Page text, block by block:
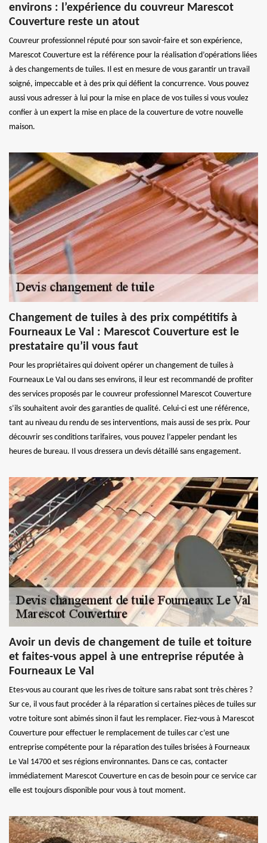
environs : l’expérience du couvreur Marescot
Couverture reste un atout
Couvreur professionnel réputé pour son savoir-faire et son expérience,
Marescot Couverture est la référence pour la réalisation d’opérations liées
à des changements de tuiles. Il est en mesure de vous garantir un travail
soigné, impeccable et à des prix qui défient la concurrence. Vous pouvez
aussi vous adresser à lui pour la mise en place de vos tuiles si vous voulez
confier à un expert la mise en place de la couverture de votre nouvelle
maison.
Changement de tuiles à des prix compétitifs à
Fourneaux Le Val : Marescot Couverture est le
prestataire qu’il vous faut
Pour les propriétaires qui doivent opérer un changement de tuiles à
Fourneaux Le Val ou dans ses environs, il leur est recommandé de profiter
des services proposés par le couvreur professionnel Marescot Couverture
s’ils souhaitent avoir des garanties de qualité. Celui-ci est une référence,
tant au niveau du rendu de ses interventions, mais aussi de ses prix. Pour
découvrir ses conditions tarifaires, vous pouvez l’appeler pendant les
heures de bureau. Il vous dressera un devis détaillé sans engagement.
Avoir un devis de changement de tuile et toiture
et faites-vous appel à une entreprise réputée à
Fourneaux Le Val
Etes-vous au courant que les rives de toiture sans rabat sont très chères ?
Sur ce, il vous faut procéder à la réparation si certaines pièces de tuiles sur
votre toiture sont abimés sinon il faut les remplacer. Fiez-vous à Marescot
Couverture pour effectuer le remplacement de tuiles car c’est une
entreprise compétente pour la réparation des tuiles brisées à Fourneaux
Le Val 14700 et ses régions environnantes. Dans ce cas, contacter
immédiatement Marescot Couverture en cas de besoin pour ce service car
elle est toujours disponible pour vous à tout moment.